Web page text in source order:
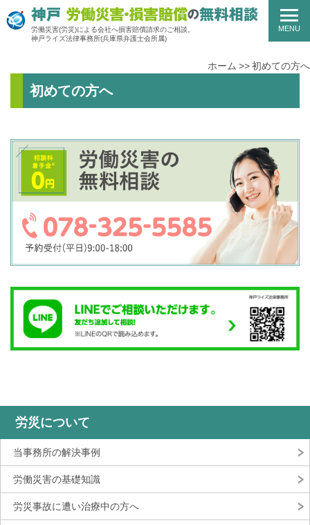
労働災害(労災)による会社へ損害賠償請求のご相談。
神戸ライズ法律事務所(兵庫県弁護士会所属)
MENU
ホーム 初めての方へ
初めての方へ
労災について
当事務所の解決事例
労働災害の基礎知識
労災事故に遭い治療中の方へ